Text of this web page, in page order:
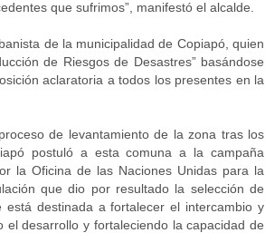
que sufrimos”, manifestó el alcalde.
de la municipalidad de Copiapó, quien
de Riesgos de Desastres” basándose
aclaratoria a todos los presentes en la
de levantamiento de la zona tras los
postuló a esta comuna a la campaña
la Oficina de las Naciones Unidas para la
que dio por resultado la selección de
destinada a fortalecer el intercambio y
desarrollo y fortaleciendo la capacidad de